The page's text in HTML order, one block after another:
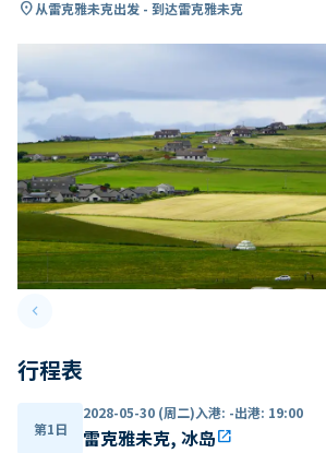
location_on从雷克雅未克出发 - 到达雷克雅未克
keyboard_arrow_leftPrevious slide
行程表
第1日
2028-05-30 (周二)入港: -出港: 19:00
雷克雅未克, 冰岛open_in_new